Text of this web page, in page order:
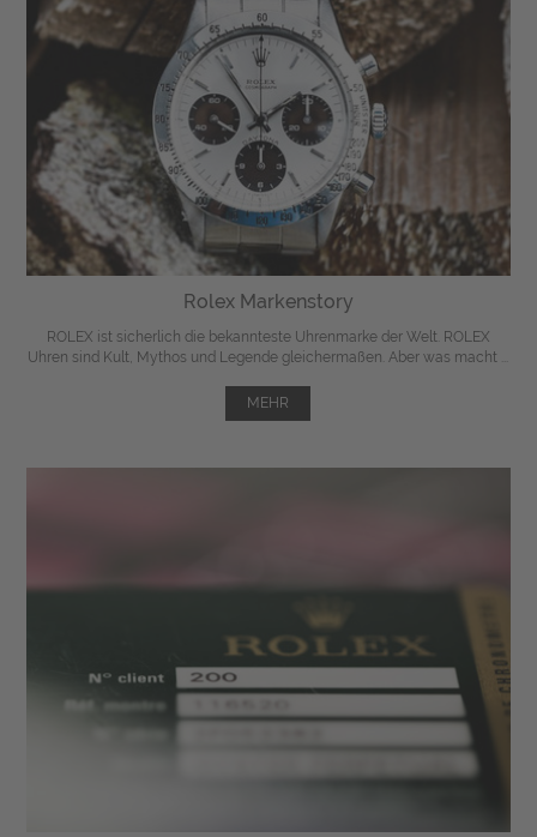
Rolex Markenstory
ROLEX ist sicherlich die bekannteste Uhrenmarke der Welt. ROLEX
Uhren sind Kult, Mythos und Legende gleichermaßen. Aber was macht ...
MEHR